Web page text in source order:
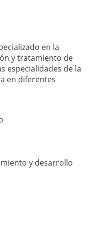
en la
y tratamiento de
especialidades de la
en diferentes
y desarrollo